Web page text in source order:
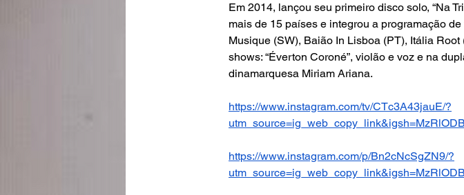
Em 2014, lançou seu primeiro disco solo, “Na
mais de 15 países e integrou a programação
Musique (SW), Baião In Lisboa (PT), Itália
shows: “Éverton Coroné”, violão e voz e na
dinamarquesa Miriam Ariana.
https://www.instagram.com/tv/CTc3A43jauE/?
https://www.instagram.com/p/Bn2cNcSgZN9/?